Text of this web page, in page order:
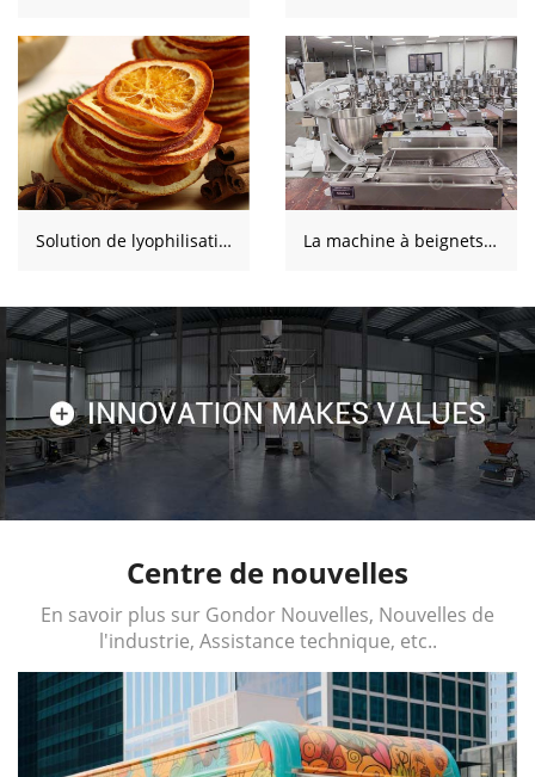
Solution de lyophilisation pour un producteur de fruits algérien La machine à beignets aide une boulangerie allemande à doubler sa capacité de production
Centre de nouvelles
En savoir plus sur Gondor Nouvelles, Nouvelles de
l'industrie, Assistance technique, etc..